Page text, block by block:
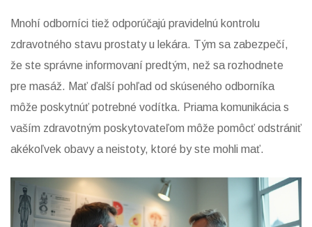
Mnohí odborníci tiež odporúčajú pravidelnú kontrolu
zdravotného stavu prostaty u lekára. Tým sa zabezpečí,
že ste správne informovaní predtým, než sa rozhodnete
pre masáž. Mať ďalší pohľad od skúseného odborníka
môže poskytnúť potrebné vodítka. Priama komunikácia s
vaším zdravotným poskytovateľom môže pomôcť odstrániť
akékoľvek obavy a neistoty, ktoré by ste mohli mať.